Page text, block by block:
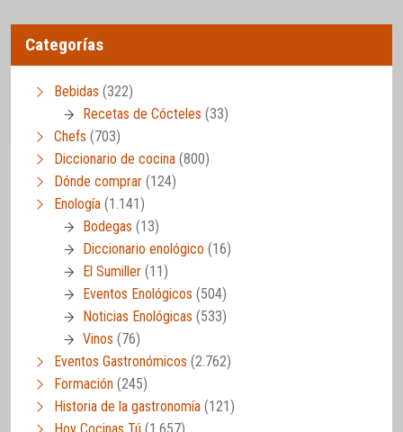
Categorías
Bebidas (322)
Recetas de Cócteles (33)
Chefs (703)
Diccionario de cocina (800)
Dónde comprar (124)
Enología (1.141)
Bodegas (13)
Diccionario enológico (16)
El Sumiller (11)
Eventos Enológicos (504)
Noticias Enológicas (533)
Vinos (76)
Eventos Gastronómicos (2.762)
Formación (245)
Historia de la gastronomía (121)